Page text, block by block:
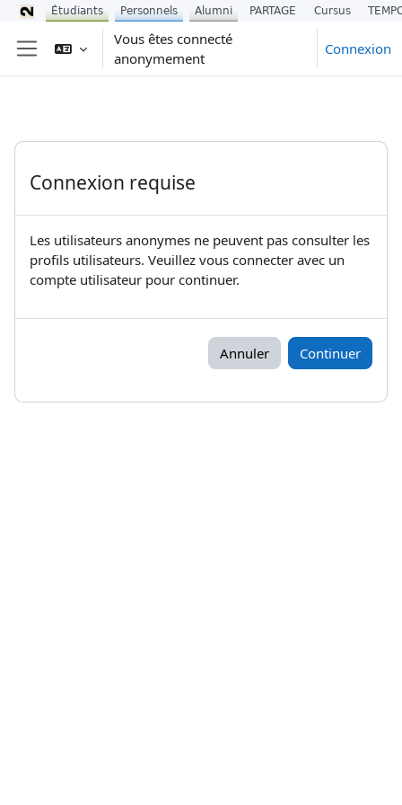
Passer au contenu principal
Panneau latéral
Vous êtes connecté
anonymement
Connexion
Connexion requise
Les utilisateurs anonymes ne peuvent pas consulter les
profils utilisateurs. Veuillez vous connecter avec un
compte utilisateur pour continuer.
Annuler Continuer
Étudiants Personnels Alumni PARTAGE Cursus